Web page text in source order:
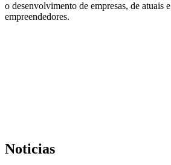
o desenvolvimento de empresas, de atuais
empreendedores.
Noticias